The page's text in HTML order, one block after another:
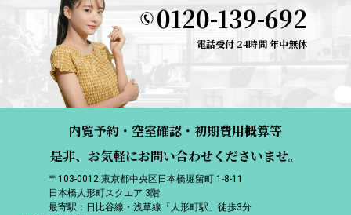
0120-139-692
電話受付 24時間 年中無休
内覧予約・空室確認・初期費用概算等
是非、お気軽にお問い合わせくださいませ。
〒103-0012 東京都中央区日本橋堀留町 1-8-11
日本橋人形町スクエア 3階
最寄駅：日比谷線・浅草線「人形町駅」徒歩3分